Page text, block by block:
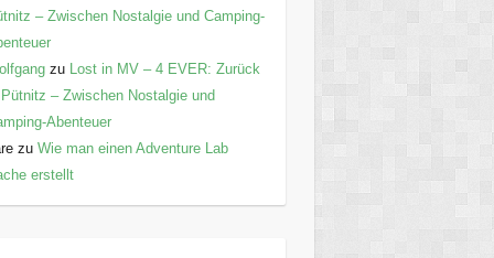
– Zwischen Nostalgie und Camping-
zu
Lost in MV – 4 EVER: Zurück
– Zwischen Nostalgie und
Abenteuer
zu Wie man einen Adventure Lab
erstellt